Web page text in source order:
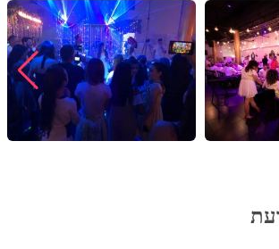
הדרך מצד צוות ניהול מקצועי ומיומן. במקום,
תוכלו לקיים אירועי חתונה לקהל של החל מ-50 ועד 250 משתתפים
אינטימי שכולו מסיבה אחת גדולה ובלתי
גם אתכם ליצור איתנו קשר עוד היום, להגיע
ממבט ראשון מכל מה שיש לנו להציע לכם.